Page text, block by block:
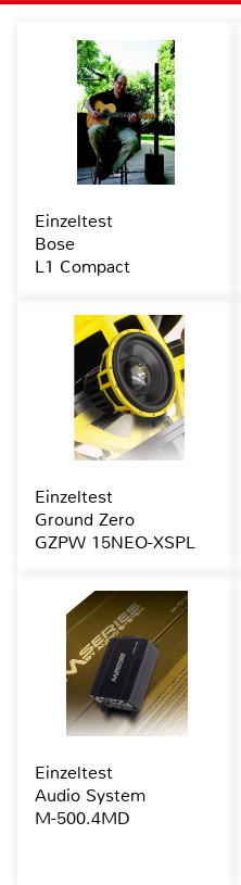
Einzeltest
Bose
L1 Compact
Einzeltest
Ground Zero
GZPW 15NEO-XSPL
Einzeltest
Audio System
M-500.4MD